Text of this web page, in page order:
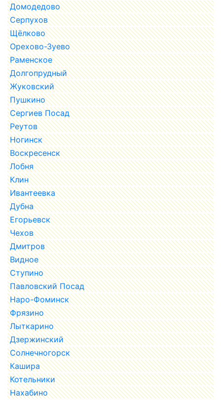
Домодедово
Серпухов
Щёлково
Орехово-Зуево
Раменское
Долгопрудный
Жуковский
Пушкино
Сергиев Посад
Реутов
Ногинск
Воскресенск
Лобня
Клин
Ивантеевка
Дубна
Егорьевск
Чехов
Дмитров
Видное
Ступино
Павловский Посад
Наро-Фоминск
Фрязино
Лыткарино
Дзержинский
Солнечногорск
Кашира
Котельники
Нахабино